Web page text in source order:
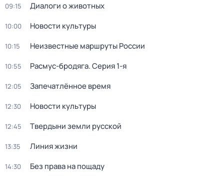
09:15 Диалоги о животных
10:00 Новости культуры
10:15 Неизвестные маршруты России
10:55 Расмус-бродяга. Серия 1-я
12:05 Запечатлённое время
12:30 Новости культуры
12:45 Твердыни земли русской
13:35 Линия жизни
14:30 Без права на пощаду